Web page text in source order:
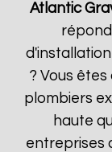
Atlantic
? Vous
plombiers
haute
entreprises